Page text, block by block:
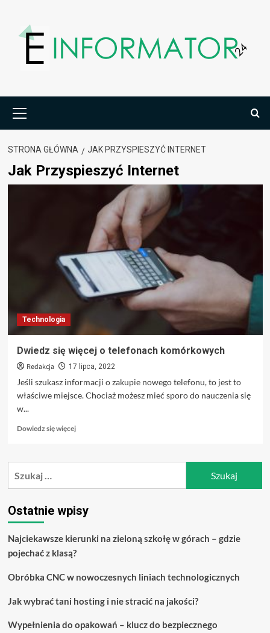
treści
główne
STRONA GŁÓWNA JAK PRZYSPIESZYĆ INTERNET
Jak Przyspieszyć Internet
Technologia
Dwiedz się więcej o telefonach komórkowych
Redakcja 17 lipca, 2022
Jeśli szukasz informacji o zakupie nowego telefonu, to jest to
właściwe miejsce. Chociaż możesz mieć sporo do nauczenia się
w...
Dowiedz się więcejDowiedz
o
o
telefonach
Ostatnie wpisy
Najciekawsze kierunki na zieloną szkołę w górach – gdzie
pojechać z klasą?
Obróbka CNC w nowoczesnych liniach technologicznych
Jak wybrać tani hosting i nie stracić na jakości?
Wypełnienia do opakowań – klucz do bezpiecznego